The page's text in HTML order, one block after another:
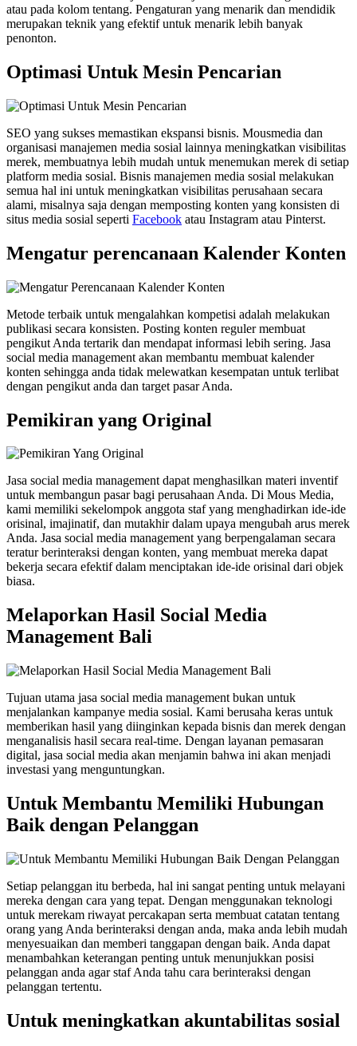
atau pada kolom tentang. Pengaturan yang menarik dan mendidik
merupakan teknik yang efektif untuk menarik lebih banyak
penonton.
Optimasi Untuk Mesin Pencarian
SEO yang sukses memastikan ekspansi bisnis. Mousmedia dan
organisasi manajemen media sosial lainnya meningkatkan visibilitas
merek, membuatnya lebih mudah untuk menemukan merek di setiap
platform media sosial. Bisnis manajemen media sosial melakukan
semua hal ini untuk meningkatkan visibilitas perusahaan secara
alami, misalnya saja dengan memposting konten yang konsisten di
situs media sosial seperti Facebook atau Instagram atau Pinterst.
Mengatur perencanaan Kalender Konten
Metode terbaik untuk mengalahkan kompetisi adalah melakukan
publikasi secara konsisten. Posting konten reguler membuat
pengikut Anda tertarik dan mendapat informasi lebih sering. Jasa
social media management akan membantu membuat kalender
konten sehingga anda tidak melewatkan kesempatan untuk terlibat
dengan pengikut anda dan target pasar Anda.
Pemikiran yang Original
Jasa social media management dapat menghasilkan materi inventif
untuk membangun pasar bagi perusahaan Anda. Di Mous Media,
kami memiliki sekelompok anggota staf yang menghadirkan ide-ide
orisinal, imajinatif, dan mutakhir dalam upaya mengubah arus merek
Anda. Jasa social media management yang berpengalaman secara
teratur berinteraksi dengan konten, yang membuat mereka dapat
bekerja secara efektif dalam menciptakan ide-ide orisinal dari objek
biasa.
Melaporkan Hasil Social Media
Management Bali
Tujuan utama jasa social media management bukan untuk
menjalankan kampanye media sosial. Kami berusaha keras untuk
memberikan hasil yang diinginkan kepada bisnis dan merek dengan
menganalisis hasil secara real-time. Dengan layanan pemasaran
digital, jasa social media akan menjamin bahwa ini akan menjadi
investasi yang menguntungkan.
Untuk Membantu Memiliki Hubungan
Baik dengan Pelanggan
Setiap pelanggan itu berbeda, hal ini sangat penting untuk melayani
mereka dengan cara yang tepat. Dengan menggunakan teknologi
untuk merekam riwayat percakapan serta membuat catatan tentang
orang yang Anda berinteraksi dengan anda, maka anda lebih mudah
menyesuaikan dan memberi tanggapan dengan baik. Anda dapat
menambahkan keterangan penting untuk menunjukkan posisi
pelanggan anda agar staf Anda tahu cara berinteraksi dengan
pelanggan tertentu.
Untuk meningkatkan akuntabilitas sosial